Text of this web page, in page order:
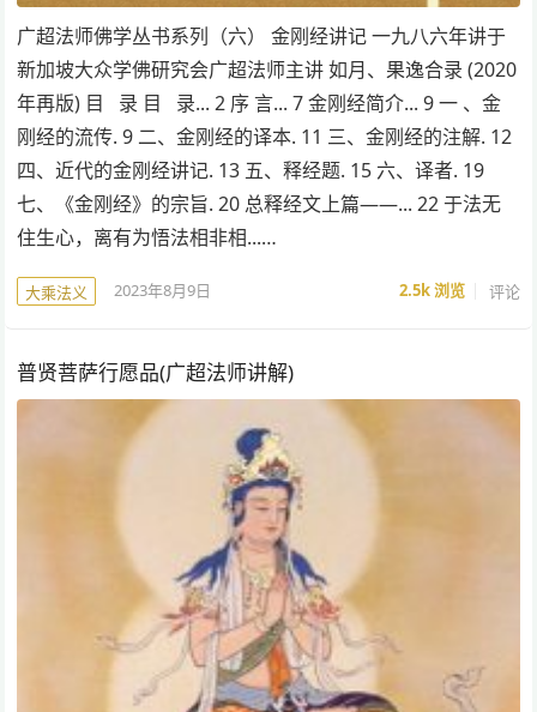
广超法师佛学丛书系列（六） 金刚经讲记 一九八六年讲于
新加坡大众学佛研究会广超法师主讲 如月、果逸合录 (2020
年再版) 目 录 目 录... 2 序 言... 7 金刚经简介... 9 一 、金
刚经的流传. 9 二、金刚经的译本. 11 三、金刚经的注解. 12
四、近代的金刚经讲记. 13 五、释经题. 15 六、译者. 19
七、《金刚经》的宗旨. 20 总释经文上篇——... 22 于法无
住生心，离有为悟法相非相...…
大乘法义 2023年8月9日 2.5k浏览 评论
普贤菩萨行愿品(广超法师讲解)